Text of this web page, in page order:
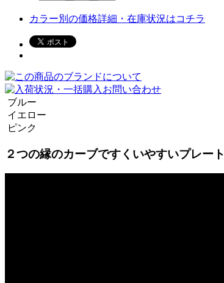
カラー別の価格詳細・在庫状況はコチラ
ブルー
イエロー
ピンク
２つの縁のカーブですくいやすいプレート